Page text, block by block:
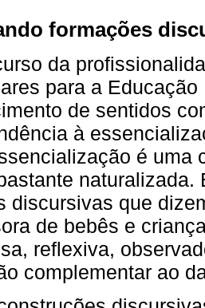
formações
da
para a
de sentidos
à
é uma
discursivas que
de bebês e
reflexiva,
complementar ao